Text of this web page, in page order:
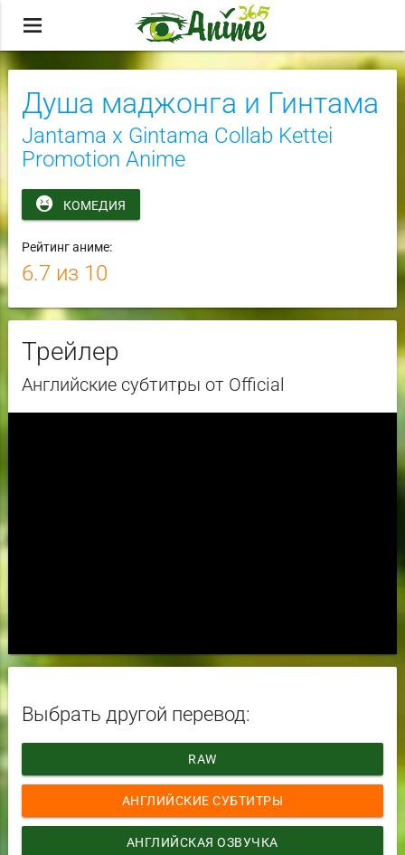
menu
Душа маджонга и Гинтама
Jantama x Gintama Collab Kettei
Promotion Anime
КОМЕДИЯ
Рейтинг аниме:
6.7из 10
Трейлер
Английские субтитры от Official
Выбрать другой перевод:
RAW
АНГЛИЙСКИЕ СУБТИТРЫ
АНГЛИЙСКАЯ ОЗВУЧКА